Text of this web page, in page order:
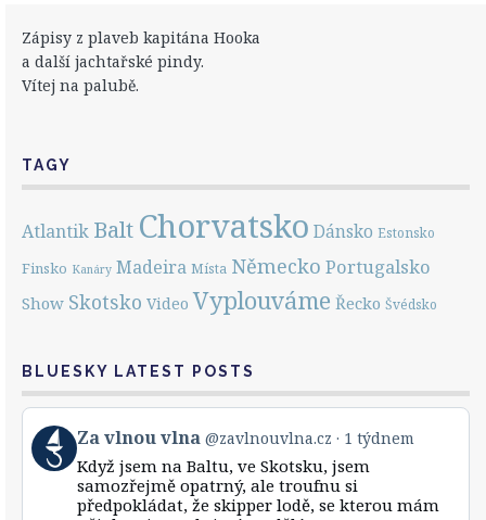
Zápisy z plaveb kapitána Hooka
a další jachtařské pindy.
Vítej na palubě.
TAGY
Atlantik Balt Chorvatsko Dánsko Estonsko
Finsko Kanáry Madeira Místa Německo Portugalsko
Show Skotsko Video Vyplouváme Řecko Švédsko
BLUESKY LATEST POSTS
View
post
by
Za vlnou vlna @zavlnouvlna.cz 1 týdnem
Když jsem na Baltu, ve Skotsku, jsem
samozřejmě opatrný, ale troufnu si
předpokládat, že skipper lodě, se kterou mám